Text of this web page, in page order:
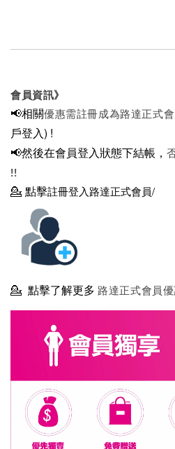
會員資訊》
📢相關優惠需註冊成為路達正式
戶登入) !
📢然後在會員登入狀態下結帳，
!!
💁 點擊註冊登入路達正式會員/
💁 點擊了解更多 路達正式會員